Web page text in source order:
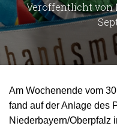
Veröffentlicht von
Am Wochenende vom
fand auf der Anlage des
Niederbayern/Oberpfalz